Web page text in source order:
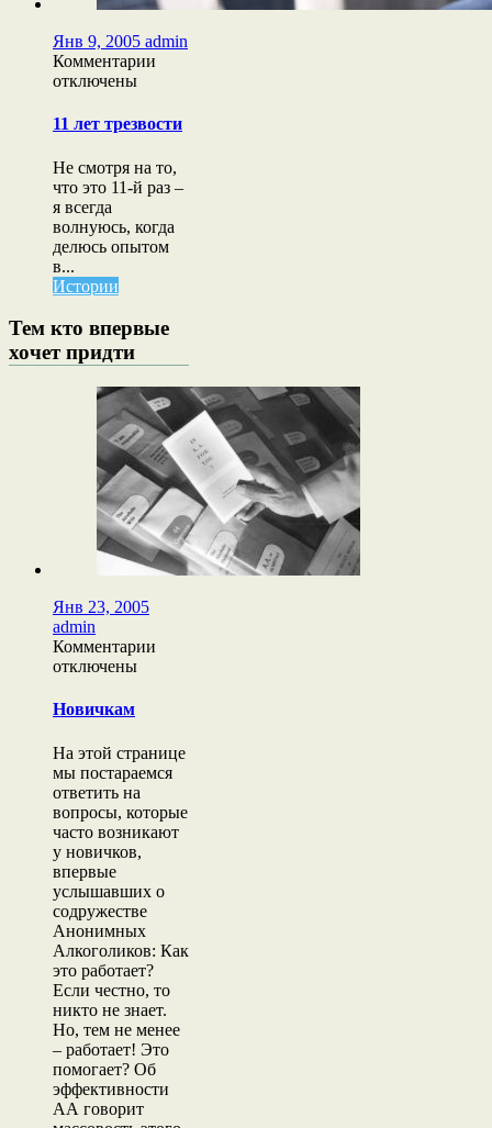
Янв 9, 2005 admin
Комментарии
лет
отключены
11 лет трезвости
Не смотря на то,
что это 11-й раз –
я всегда
волнуюсь, когда
делюсь опытом
в...
Истории
Тем кто впервые
хочет придти
Янв 23, 2005
admin
Комментарии
отключены
Новичкам
На этой странице
мы постараемся
ответить на
вопросы, которые
часто возникают
у новичков,
впервые
услышавших о
содружестве
Анонимных
Алкоголиков: Как
это работает?
Если честно, то
никто не знает.
Но, тем не менее
– работает! Это
помогает? Об
эффективности
АА говорит